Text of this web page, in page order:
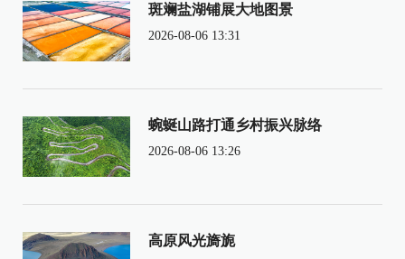
斑斓盐湖铺展大地图景
2026-08-06 13:31
蜿蜒山路打通乡村振兴脉络
2026-08-06 13:26
高原风光旖旎